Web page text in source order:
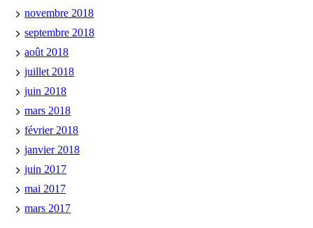
novembre 2018
septembre 2018
août 2018
juillet 2018
juin 2018
mars 2018
février 2018
janvier 2018
juin 2017
mai 2017
mars 2017